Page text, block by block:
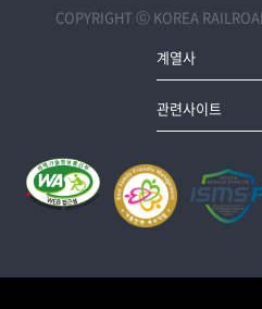
COPYRIGHT ⓒ KOREA
계열사
관련사이트